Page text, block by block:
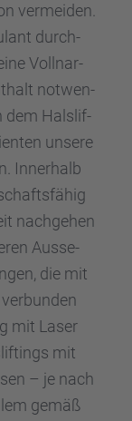
vermei­den.
durch­
Vollnar­
notwen­
dem Halslif­
unsere
Inner­halb
nachge­hen
Ausse­
die mit
mit Laser
mit
– je nach
gemäß